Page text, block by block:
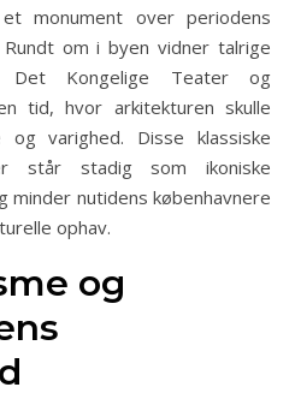
monument over periodens
om i byen vidner talrige
Det Kongelige Teater og
tid, hvor arkitekturen skulle
og varighed. Disse klassiske
står stadig som ikoniske
nutidens københavnere
ophav.
og